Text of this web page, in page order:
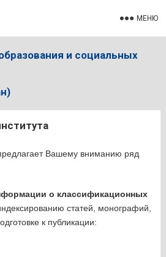
и социальных
МЕНЮ
Вашему вниманию ряд
о классификационных
статей, монографий,
к публикации: